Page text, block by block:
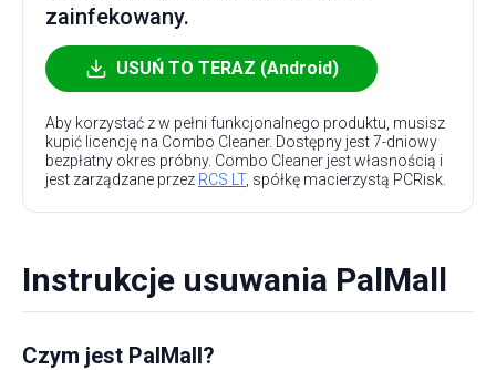
zainfekowany.
USUŃ TO TERAZ (Android)
Aby korzystać z w pełni funkcjonalnego produktu, musisz
kupić licencję na Combo Cleaner. Dostępny jest 7-dniowy
bezpłatny okres próbny. Combo Cleaner jest własnością i
jest zarządzane przez RCS LT, spółkę macierzystą PCRisk.
Instrukcje usuwania PalMall
Czym jest PalMall?